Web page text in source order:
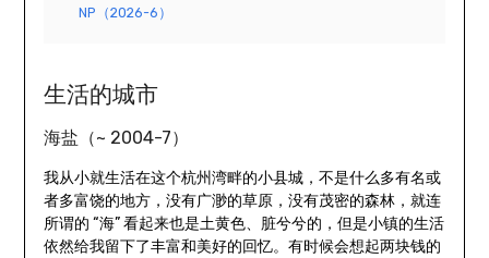
NP（2026-6）
生活的城市
海盐（~ 2004-7）
我从小就生活在这个杭州湾畔的小县城，不是什么多有名或
者多富饶的地方，没有广渺的草原，没有茂密的森林，就连
所谓的 “海” 看起来也是土黄色、脏兮兮的，但是小镇的生活
依然给我留下了丰富和美好的回忆。有时候会想起两块钱的